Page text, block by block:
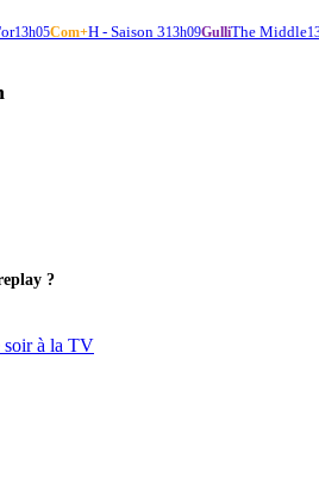
13h05Com+H - Saison 313h09GulliThe Middle
?
soir à la TV